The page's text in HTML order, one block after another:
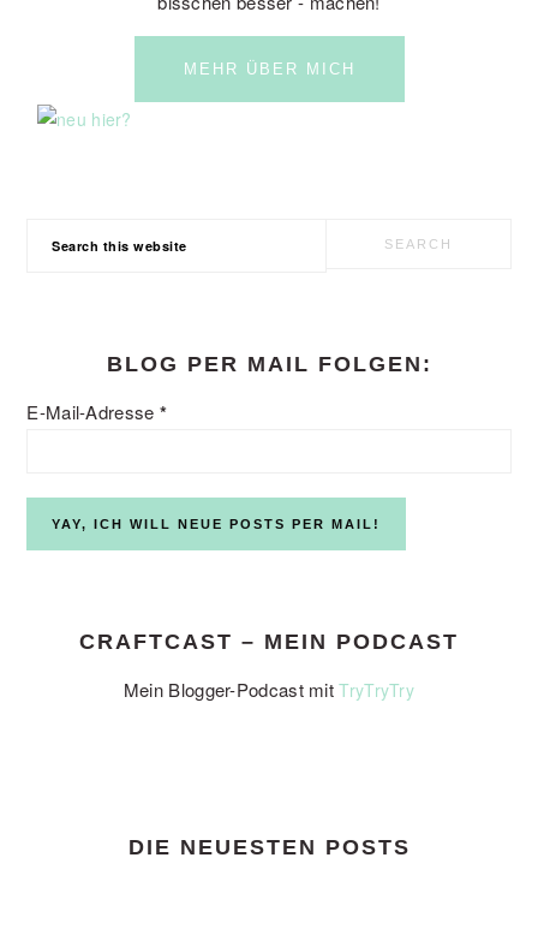
MEHR ÜBER MICH
BLOG PER MAIL FOLGEN:
E-Mail-Adresse *
CRAFTCAST – MEIN PODCAST
Mein Blogger-Podcast mitTryTryTry
DIE NEUESTEN POSTS